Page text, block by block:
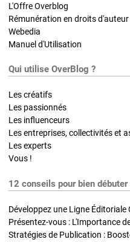
L'Offre Overblog
Rémunération en droits d'auteur
Webedia
Manuel d'Utilisation
Qui utilise OverBlog ?
Les créatifs
Les passionnés
Les influenceurs
Les entreprises, collectivités et
Les experts
Vous !
12 conseils pour bien
Développez une Ligne
Présentez-vous : L'Importance